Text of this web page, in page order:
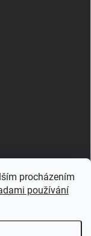
procházením
používání